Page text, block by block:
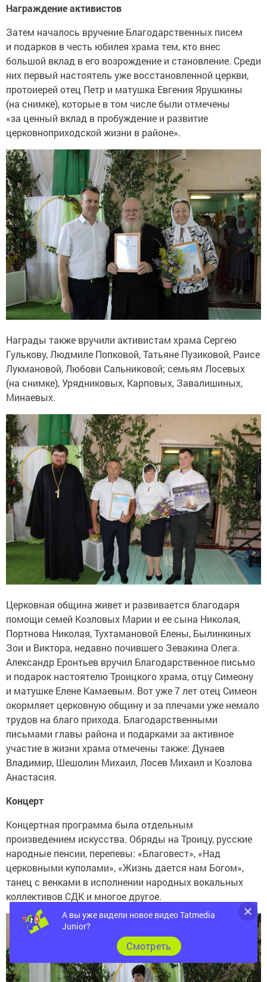
Награждение активистов
Затем началось вручение Благодарственных писем
и подарков в честь юбилея храма тем, кто внес
большой вклад в его возрождение и становление. Среди
них первый настоятель уже восстановленной церкви,
протоиерей отец Петр и матушка Евгения Ярушкины
(на снимке), которые в том числе были отмечены
«за ценный вклад в пробуждение и развитие
церковноприходской жизни в районе».
Награды также вручили активистам храма Сергею
Гулькову, Людмиле Попковой, Татьяне Пузиковой, Раисе
Лукмановой, Любови Сальниковой; семьям Лосевых
(на снимке), Урядниковых, Карповых, Завалишиных,
Минаевых.
Церковная община живет и развивается благодаря
помощи семей Козловых Марии и ее сына Николая,
Портнова Николая, Тухтамановой Елены, Былинкиных
Зои и Виктора, недавно почившего Зевакина Олега.
Александр Еронтьев вручил Благодарственное письмо
и подарок настоятелю Троицкого храма, отцу Симеону
и матушке Елене Камаевым. Вот уже 7 лет отец Симеон
окормляет церковную общину и за плечами уже немало
трудов на благо прихода. Благодарственными
письмами главы района и подарками за активное
участие в жизни храма отмечены также: Дунаев
Владимир, Шешолин Михаил, Лосев Михаил и Козлова
Анастасия.
Концерт
Концертная программа была отдельным
произведением искусства. Обряды на Троицу, русские
народные пенсии, перепевы: «Благовест», «Над
церковными куполами», «Жизнь дается нам Богом»,
танец с венками в исполнении народных вокальных
коллективов СДК и многое другое.
А вы уже видели новое видео Tatmedia
Junior?
Cмотреть